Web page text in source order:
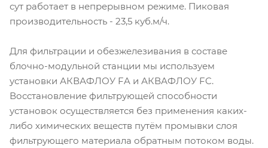
сут работает в непрерывном режиме. Пиковая
производительность - 23,5 куб.м/ч.
Для фильтрации и обезжелезивания в составе
блочно-модульной станции мы используем
установки АКВАФЛОУ FA и АКВАФЛОУ FC.
Восстановление фильтрующей способности
установок осуществляется без применения каких-
либо химических веществ путём промывки слоя
фильтрующего материала обратным потоком воды.